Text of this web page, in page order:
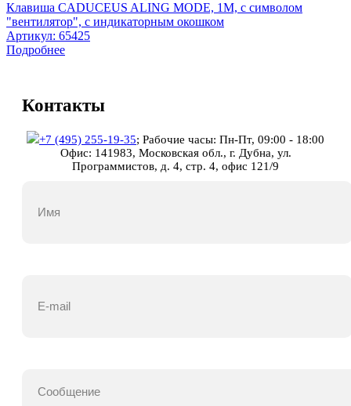
Клавиша CADUCEUS ALING MODE, 1М, с символом
"вентилятор", с индикаторным окошком
Артикул: 65425
Подробнее
Контакты
+7 (495) 255-19-35; Рабочие часы: Пн-Пт, 09:00 - 18:00
Офис: 141983, Московская обл., г. Дубна, ул.
Программистов, д. 4, стр. 4, офис 121/9